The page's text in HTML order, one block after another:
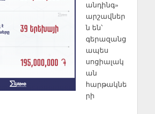
անդինգ»
արշավներ
ն են՝
գերազանց
ապես
սոցիալակ
ան
հարթակնե
րի